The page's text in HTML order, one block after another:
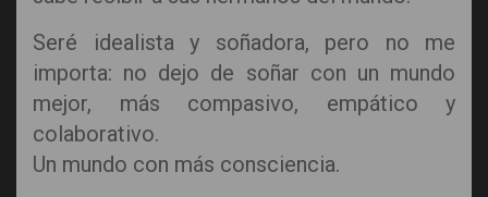
Seré idealista y soñadora, pero no me
importa: no dejo de soñar con un mundo
mejor, más compasivo, empático y
colaborativo.
Un mundo con más consciencia.